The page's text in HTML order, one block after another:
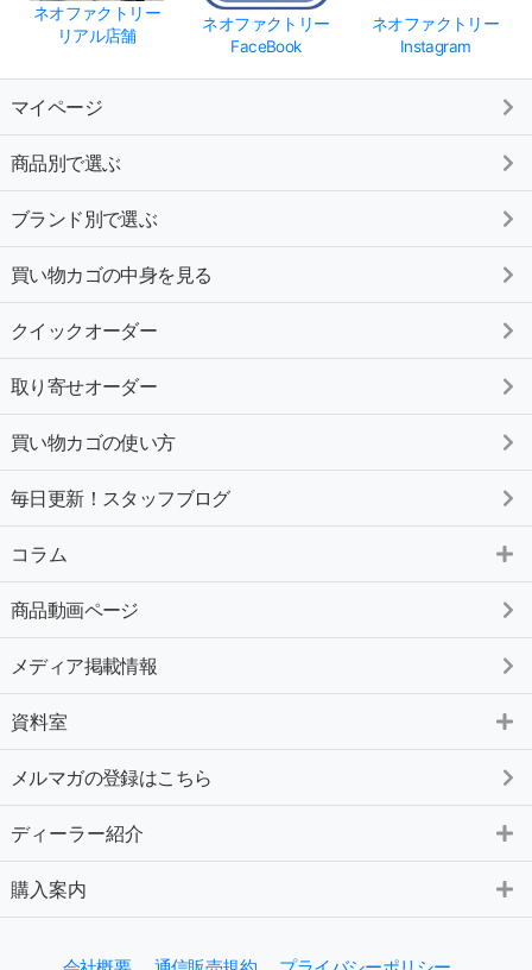
ネオファクトリー
リアル店舗
ネオファクトリー
FaceBook
ネオファクトリー
Instagram
マイページ
商品別で選ぶ
ブランド別で選ぶ
買い物カゴの中身を見る
クイックオーダー
取り寄せオーダー
買い物カゴの使い方
毎日更新！スタッフブログ
コラム
商品動画ページ
メディア掲載情報
資料室
メルマガの登録はこちら
ディーラー紹介
購入案内